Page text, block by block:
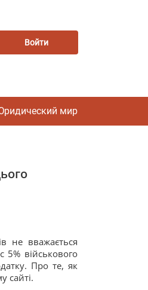
Войти
мир
не вважається
військового
Про те, як
сайті.